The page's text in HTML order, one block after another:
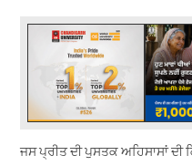
ਜਸ ਪ੍ਰੀਤ ਦੀ ਪੁਸਤਕ ਅਹਿਸਾਸਾਂ ਦੀ